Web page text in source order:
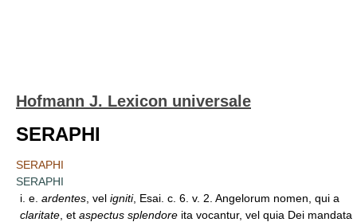
Hofmann J. Lexicon universale
SERAPHI
SERAPHI
SERAPHI
i. e. ardentes , vel igniti, Esai. c. 6. v. 2. Angelorum nomen, qui a
claritate , et aspectus splendore ita vocantur, vel quia Dei mandata